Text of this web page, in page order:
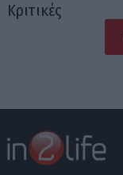
Κριτικές